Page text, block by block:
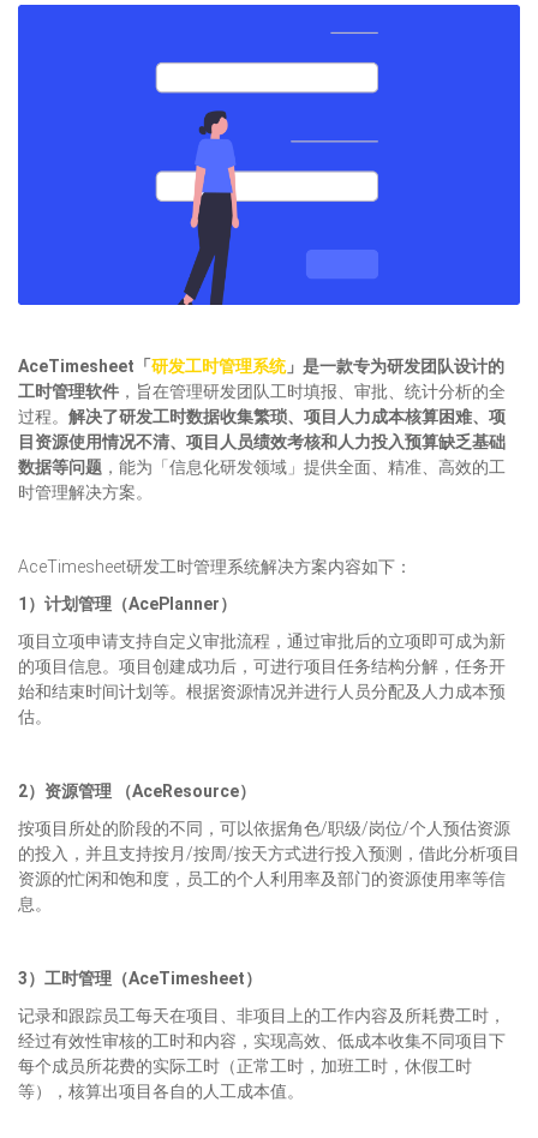
AceTimesheet「 研发工时管理系统」是一款专为研发团队设计的
工时管理软件 ，旨在管理研发团队工时填报、审批、统计分析的全
过程。 解决了研发工时数据收集繁琐、项目人力成本核算困难、项
目资源使用情况不清、项目人员绩效考核和人力投入预算缺乏基础
数据等问题 ，能为「信息化研发领域」提供全面、精准、高效的工
时管理解决方案。
AceTimesheet研发工时管理系统解决方案内容如下：
1）计划管理 （AcePlanner）
项目立项申请支持自定义审批流程，通过审批后的立项即可成为新
的项目信息。项目创建成功后，可进行项目任务结构分解，任务开
始和结束时间计划等。根据资源情况并进行人员分配及人力成本预
估。
2）资源管理 （AceResource）
按项目所处的阶段的不同，可以依据角色/职级/岗位/个人预估资源
的投入，并且支持按月/按周/按天方式进行投入预测，借此分析项目
资源的忙闲和饱和度，员工的个人利用率及部门的资源使用率等信
息。
3）工时管理 （AceTimesheet）
记录和跟踪员工每天在项目、非项目上的工作内容及所耗费工时，
经过有效性审核的工时和内容，实现高效、低成本收集不同项目下
每个成员所花费的实际工时（正常工时，加班工时，休假工时
等），核算出项目各自的人工成本值。